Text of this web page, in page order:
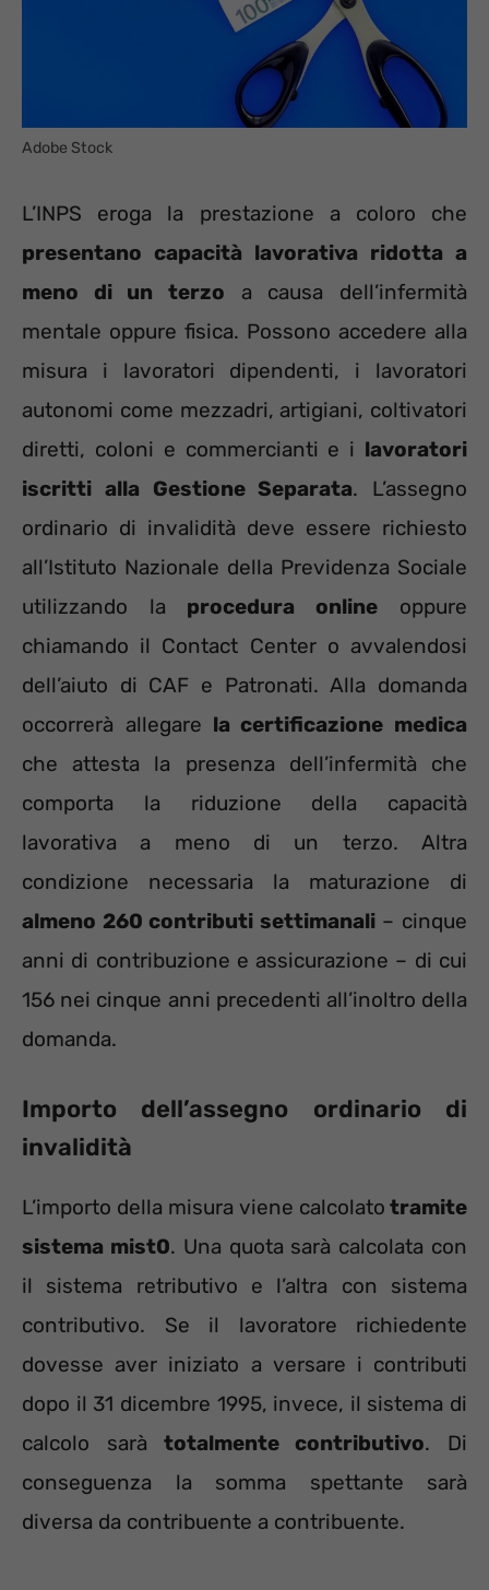
Adobe Stock
L’INPS eroga la prestazione a coloro che
presentano capacità lavorativa ridotta a
meno di un terzo a causa dell’infermità
mentale oppure fisica. Possono accedere alla
misura i lavoratori dipendenti, i lavoratori
autonomi come mezzadri, artigiani, coltivatori
diretti, coloni e commercianti e i lavoratori
iscritti alla Gestione Separata. L’assegno
ordinario di invalidità deve essere richiesto
all’Istituto Nazionale della Previdenza Sociale
utilizzando la procedura online oppure
chiamando il Contact Center o avvalendosi
dell’aiuto di CAF e Patronati. Alla domanda
occorrerà allegare la certificazione medica
che attesta la presenza dell’infermità che
comporta la riduzione della capacità
lavorativa a meno di un terzo. Altra
condizione necessaria la maturazione di
almeno 260 contributi settimanali– cinque
anni di contribuzione e assicurazione – di cui
156 nei cinque anni precedenti all’inoltro della
domanda.
Importo dell’assegno ordinario di
invalidità
L’importo della misura viene calcolato tramite
sistema mist0. Una quota sarà calcolata con
il sistema retributivo e l’altra con sistema
contributivo. Se il lavoratore richiedente
dovesse aver iniziato a versare i contributi
dopo il 31 dicembre 1995, invece, il sistema di
calcolo sarà totalmente contributivo. Di
conseguenza la somma spettante sarà
diversa da contribuente a contribuente.